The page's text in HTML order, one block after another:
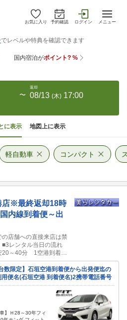
お気に入り 予約確認 ログイン メニュー
〜
返却
08/13 (木) 17:00
に表示 地図上に表示
軽自動車 コンパクト
店※最終返却18時
内線到着便～出
店舗への直接来店は禁
■3レンタル当日の流れ
20～40分 1空港到着
ませ09050882280迄電話
でご案内・空港内でお待
石垣空港SSで満タン給油
数限定】石垣空港到着便から出発便迄の
便名(石垣空港 到着便名)2携帯電話番号
】Ｈ28～30年フィ